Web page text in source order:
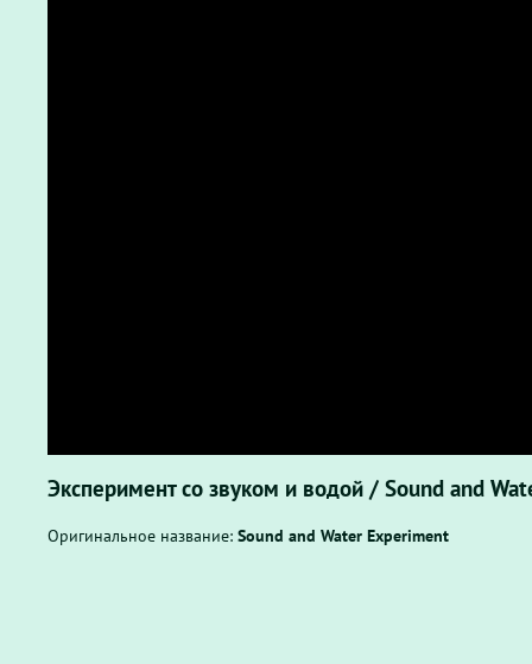
Эксперимент со звуком и водой / Sound and
Оригинальное название: Sound and Water Experiment